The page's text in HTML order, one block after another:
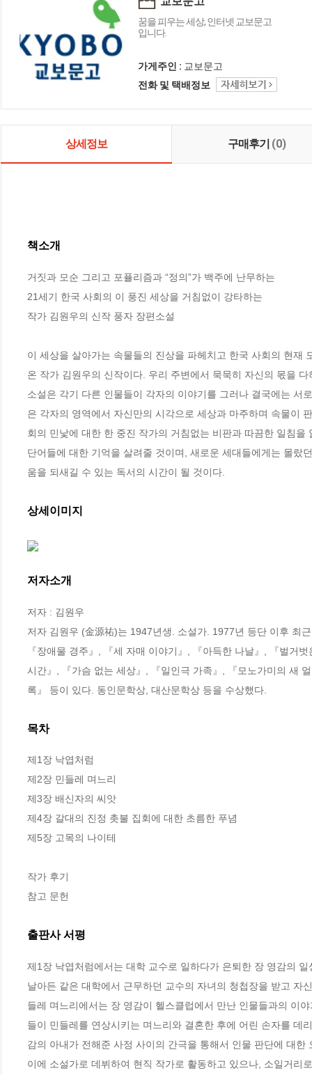
꿈을 피우는 세상, 인터넷 교보문고
입니다.
가게주인 : 교보문고
전화 및 택배정보
상세정보 구매후기 (0)
책소개
거짓과 모순 그리고 포퓰리즘과 “정의”가 백주에 난무하는
21세기 한국 사회의 이 풍진 세상을 거침없이 강타하는
작가 김원우의 신작 풍자 장편소설
이 세상을 살아가는 속물들의 진상을 파헤치고 한국 사회의 현
온 작가 김원우의 신작이다. 우리 주변에서 묵묵히 자신의 몫을
소설은 각기 다른 인물들이 각자의 이야기를 그러나 결국에는 서
은 각자의 영역에서 자신만의 시각으로 세상과 마주하며 속물이
회의 민낯에 대한 한 중진 작가의 거침없는 비판과 따끔한 일침
단어들에 대한 기억을 살려줄 것이며, 새로운 세대들에게는 몰랐
움을 되새길 수 있는 독서의 시간이 될 것이다.
상세이미지
저자소개
저자 : 김원우
저자 김원우 (金源祐)는 1947년생. 소설가. 1977년 등단 이후 최
『장애물 경주』, 『세 자매 이야기』, 『아득한 나날』, 『벌거
시간』, 『가슴 없는 세상』, 『일인극 가족』, 『모노가미의 새
록』 등이 있다. 동인문학상, 대산문학상 등을 수상했다.
목차
제1장 낙엽처럼
제2장 민들레 며느리
제3장 배신자의 씨앗
제4장 갈대의 진정 촛불 집회에 대한 초름한 푸념
제5장 고목의 나이테
작가 후기
참고 문헌
출판사 서평
제1장 낙엽처럼에서는 대학 교수로 일하다가 은퇴한 장 영감의
날아든 같은 대학에서 근무하던 교수의 자녀의 청첩장을 받고 자
들레 며느리에서는 장 영감이 헬스클럽에서 만난 인물들과의 이
들이 민들레를 연상시키는 며느리와 결혼한 후에 어린 손자를 데
감의 아내가 전해준 사정 사이의 간극을 통해서 인물 판단에 대
이에 소설가로 데뷔하여 현직 작가로 활동하고 있으나, 소일거리